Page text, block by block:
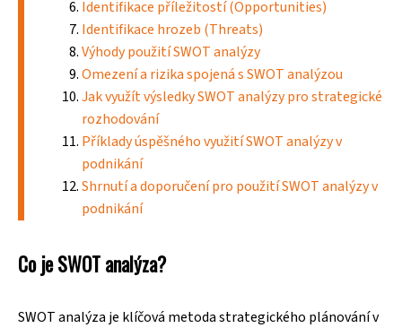
Identifikace příležitostí (Opportunities)
Identifikace hrozeb (Threats)
Výhody použití SWOT analýzy
Omezení a rizika spojená s SWOT analýzou
Jak využít výsledky SWOT analýzy pro strategické
rozhodování
Příklady úspěšného využití SWOT analýzy v
podnikání
Shrnutí a doporučení pro použití SWOT analýzy v
podnikání
Co je SWOT analýza?
SWOT analýza je klíčová metoda strategického plánování v